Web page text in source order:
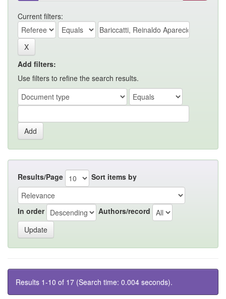
Current filters:
Add filters:
Use filters to refine the search results.
Results/Page Sort items by
In order Authors/record
Results 1-10 of 17 (Search time: 0.004 seconds).